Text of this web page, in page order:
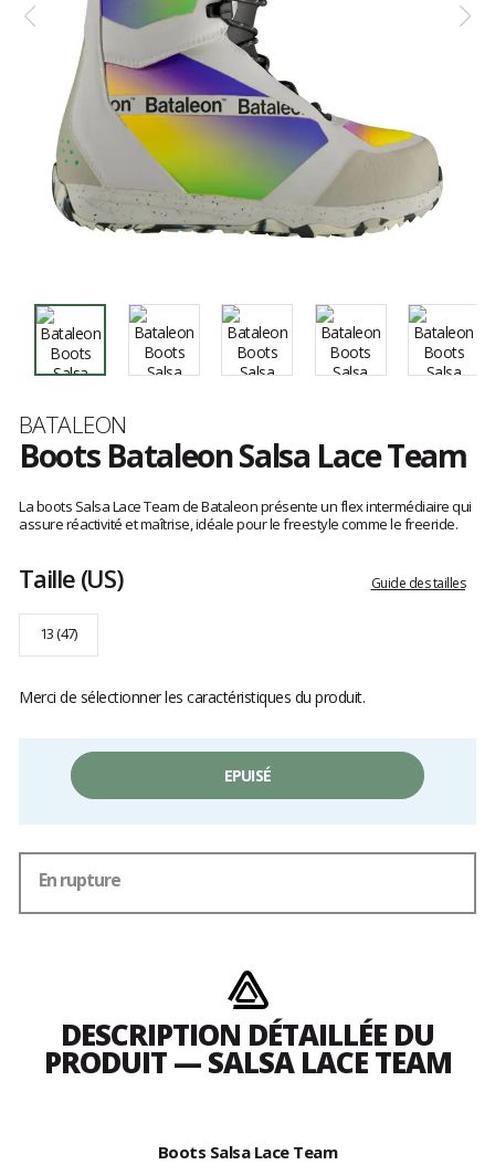
Marque
BATALEON
Boots Bataleon Salsa Lace Team
avis
clients
La boots Salsa Lace Team de Bataleon présente un flex intermédiaire qui
assure réactivité et maîtrise, idéale pour le freestyle comme le freeride.
Taille (US) Guide des tailles
13 (47)
Merci de sélectionner les caractéristiques du produit.
EPUISÉ
En rupture
DESCRIPTION DÉTAILLÉE DU
PRODUIT — SALSA LACE TEAM
Boots Salsa Lace Team